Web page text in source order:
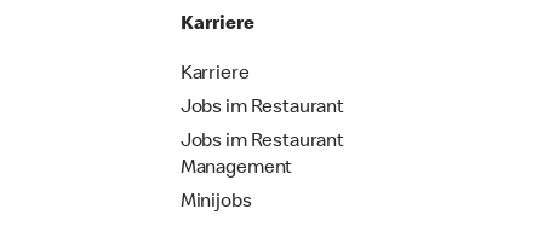
Karriere
Karriere
Jobs im Restaurant
Jobs im Restaurant
Management
Minijobs